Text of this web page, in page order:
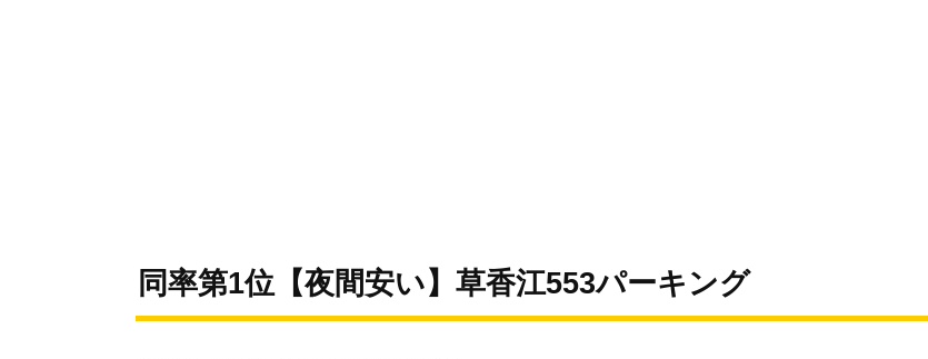
同率第1位【夜間安い】草香江553パーキング